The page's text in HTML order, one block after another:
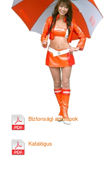
Biztonsági adatlapok
Katalógus